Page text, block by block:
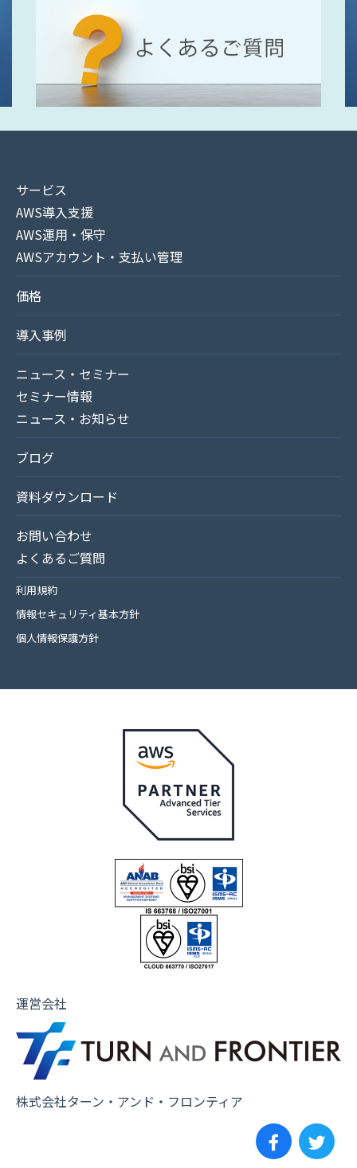
サービス
AWS導入支援
AWS運用・保守
AWSアカウント・支払い管理
価格
導入事例
ニュース・セミナー
セミナー情報
ニュース・お知らせ
ブログ
資料ダウンロード
お問い合わせ
よくあるご質問
利用規約
情報セキュリティ基本方針
個人情報保護方針
運営会社
株式会社ターン・アンド・フロンティア